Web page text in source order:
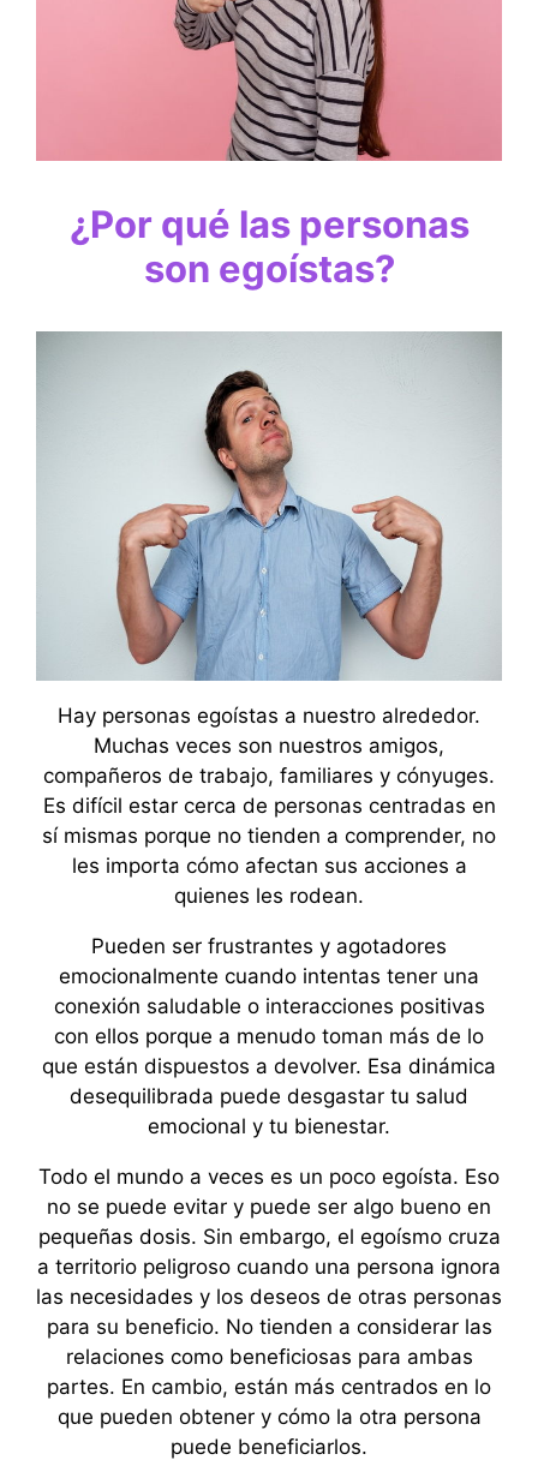
¿Por qué las personas
son egoístas?
Hay personas egoístas a nuestro alrededor.
Muchas veces son nuestros amigos,
compañeros de trabajo, familiares y cónyuges.
Es difícil estar cerca de personas centradas en
sí mismas porque no tienden a comprender, no
les importa cómo afectan sus acciones a
quienes les rodean.
Pueden ser frustrantes y agotadores
emocionalmente cuando intentas tener una
conexión saludable o interacciones positivas
con ellos porque a menudo toman más de lo
que están dispuestos a devolver. Esa dinámica
desequilibrada puede desgastar tu salud
emocional y tu bienestar.
Todo el mundo a veces es un poco egoísta. Eso
no se puede evitar y puede ser algo bueno en
pequeñas dosis. Sin embargo, el egoísmo cruza
a territorio peligroso cuando una persona ignora
las necesidades y los deseos de otras personas
para su beneficio. No tienden a considerar las
relaciones como beneficiosas para ambas
partes. En cambio, están más centrados en lo
que pueden obtener y cómo la otra persona
puede beneficiarlos.